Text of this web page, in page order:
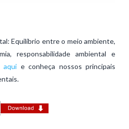
Equilíbrio entre o meio ambiente,
responsabilidade ambiental e
aqui e conheça nossos principais